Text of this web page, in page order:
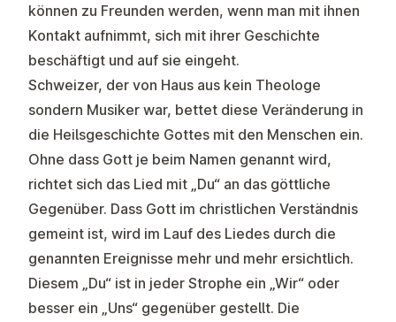
können zu Freunden werden, wenn man mit ihnen
Kontakt aufnimmt, sich mit ihrer Geschichte
beschäftigt und auf sie eingeht.
Schweizer, der von Haus aus kein Theologe
sondern Musiker war, bettet diese Veränderung in
die Heilsgeschichte Gottes mit den Menschen ein.
Ohne dass Gott je beim Namen genannt wird,
richtet sich das Lied mit „Du“ an das göttliche
Gegenüber. Dass Gott im christlichen Verständnis
gemeint ist, wird im Lauf des Liedes durch die
genannten Ereignisse mehr und mehr ersichtlich.
Diesem „Du“ ist in jeder Strophe ein „Wir“ oder
besser ein „Uns“ gegenüber gestellt. Die